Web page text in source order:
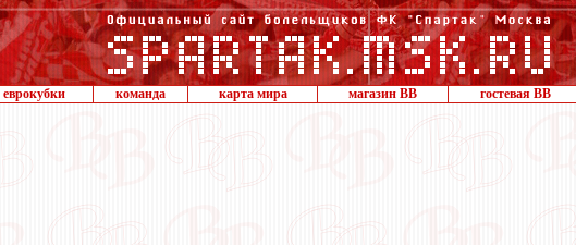
еврокубки команда карта мира магазин ВВ гостевая ВВ